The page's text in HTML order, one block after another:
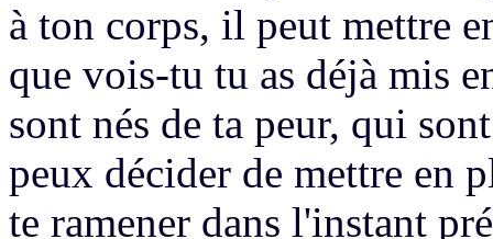
à ton corps, il peut mettre
que vois-tu tu as déjà mis
sont nés de ta peur, qui
peux décider de mettre en
te ramener dans l'instant